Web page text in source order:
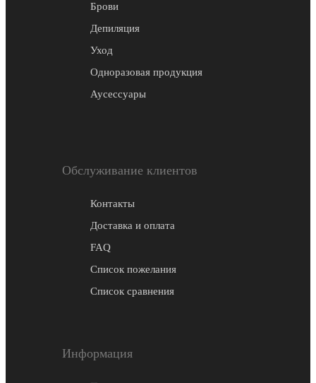
Брови
Депиляция
Уход
Одноразовая продукция
Аусеccуары
Обслуживание клиентов
Контакты
Доставка и оплата
FAQ
Список пожелания
Список сравнения
Информация